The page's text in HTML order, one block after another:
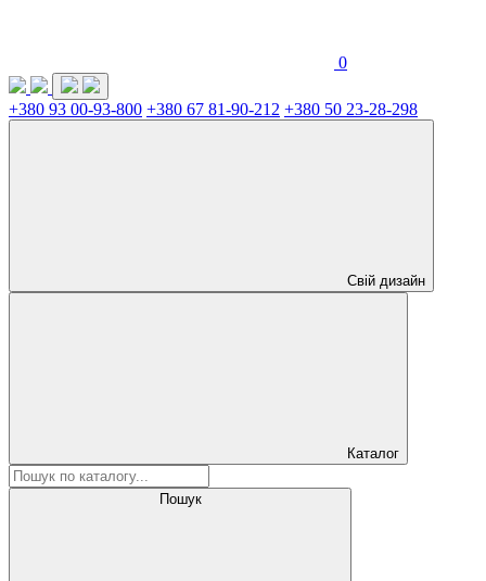
0
+380 93 00-93-800 +380 67 81-90-212 +380 50 23-28-298
Свій дизайн
Каталог
Пошук